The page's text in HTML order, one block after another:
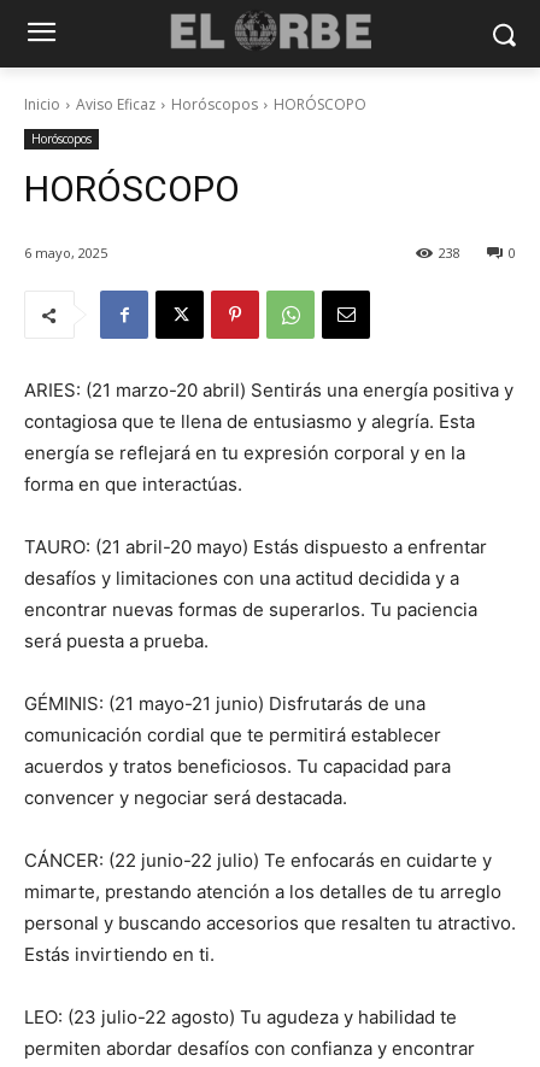
Inicio Aviso Eficaz Horóscopos HORÓSCOPO
Horóscopos
HORÓSCOPO
6 mayo, 2025 0
238
ARIES: (21 marzo-20 abril) Sentirás una energía positiva y
contagiosa que te llena de entusiasmo y alegría. Esta
energía se reflejará en tu expresión corporal y en la
forma en que interactúas.
TAURO: (21 abril-20 mayo) Estás dispuesto a enfrentar
desafíos y limitaciones con una actitud decidida y a
encontrar nuevas formas de superarlos. Tu paciencia
será puesta a prueba.
GÉMINIS: (21 mayo-21 junio) Disfrutarás de una
comunicación cordial que te permitirá establecer
acuerdos y tratos beneficiosos. Tu capacidad para
convencer y negociar será destacada.
CÁNCER: (22 junio-22 julio) Te enfocarás en cuidarte y
mimarte, prestando atención a los detalles de tu arreglo
personal y buscando accesorios que resalten tu atractivo.
Estás invirtiendo en ti.
LEO: (23 julio-22 agosto) Tu agudeza y habilidad te
permiten abordar desafíos con confianza y encontrar